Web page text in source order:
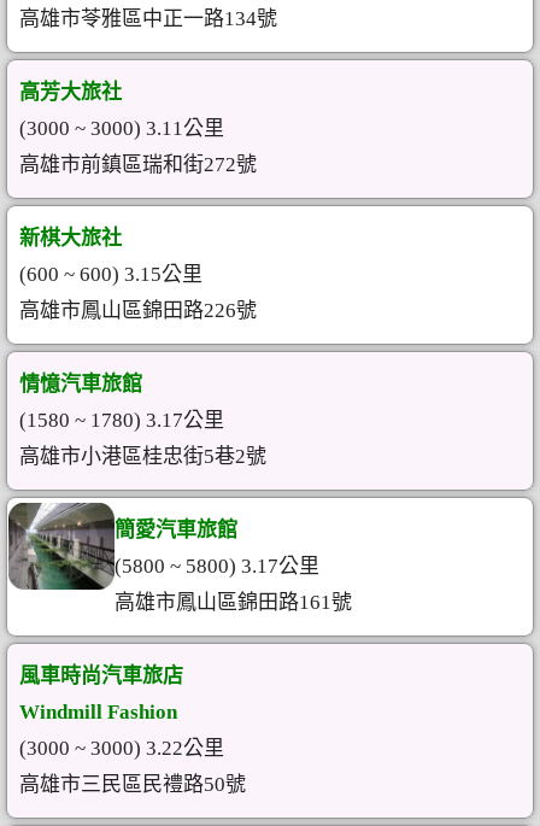
高雄市苓雅區中正一路134號
高芳大旅社
(3000 ~ 3000) 3.11公里
高雄市前鎮區瑞和街272號
新棋大旅社
(600 ~ 600) 3.15公里
高雄市鳳山區錦田路226號
情憶汽車旅館
(1580 ~ 1780) 3.17公里
高雄市小港區桂忠街5巷2號
簡愛汽車旅館
(5800 ~ 5800) 3.17公里
高雄市鳳山區錦田路161號
風車時尚汽車旅店
Windmill Fashion
(3000 ~ 3000) 3.22公里
高雄市三民區民禮路50號